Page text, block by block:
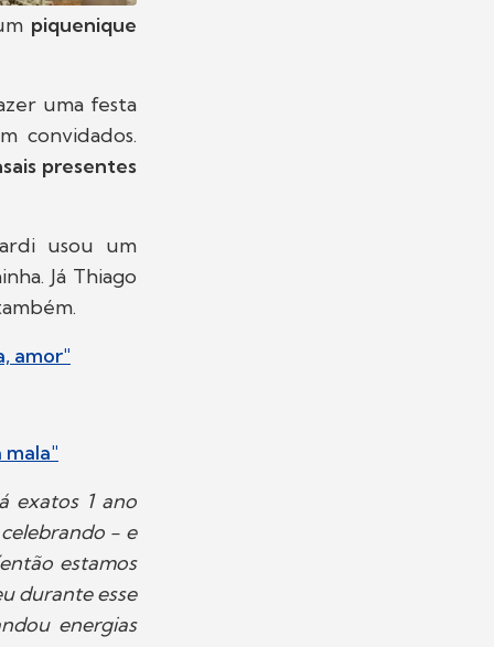
piquenique
uma festa
convidados.
presentes
usou um
Já Thiago
amor"
mala"
exatos 1 ano
- e
estamos
durante esse
energias